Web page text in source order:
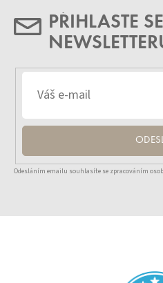
PŘIHLASTE
Odesláním emailu souhlasíte se zpracováním